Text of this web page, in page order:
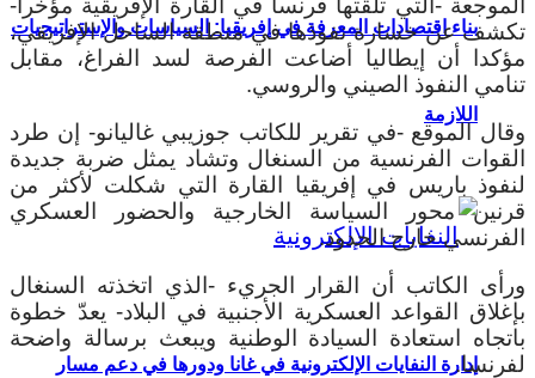
بناء اقتصادات المعرفة في إفريقيا: السياسات والإستراتيجيات
اللازمة
إدارة النفايات الإلكترونية في غانا ودورها في دعم مسار
الموجعة -التي تلقّتها فرنسا في القارة الإفريقية مؤخرا-
تكشف عن خسارة نفوذها في منطقة الساحل الإفريقي،
مؤكدا أن إيطاليا أضاعت الفرصة لسد الفراغ، مقابل
تنامي النفوذ الصيني والروسي.
وقال الموقع -في تقرير للكاتب جوزيبي غاليانو- إن طرد
القوات الفرنسية من السنغال وتشاد يمثل ضربة جديدة
لنفوذ باريس في إفريقيا القارة التي شكلت لأكثر من
قرنين محور السياسة الخارجية والحضور العسكري
الفرنسي خارج الحدود.
ورأى الكاتب أن القرار الجريء -الذي اتخذته السنغال
بإغلاق القواعد العسكرية الأجنبية في البلاد- يعدّ خطوة
باتجاه استعادة السيادة الوطنية ويبعث برسالة واضحة
لفرنسا.